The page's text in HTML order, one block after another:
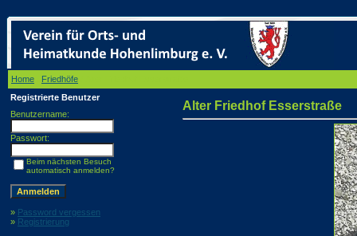
Home Friedhöfe
Registrierte Benutzer
Benutzername:
Passwort:
Beim nächsten Besuch
automatisch anmelden?
» Password vergessen
» Registrierung
Alter Friedhof Esserstraße